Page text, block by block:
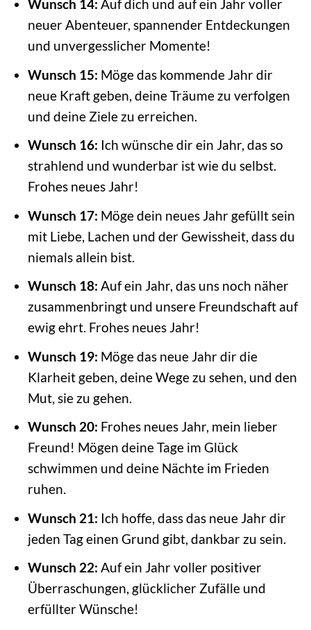
Wunsch 14: Auf dich und auf ein Jahr voller
neuer Abenteuer, spannender Entdeckungen
und unvergesslicher Momente!
Wunsch 15: Möge das kommende Jahr dir
neue Kraft geben, deine Träume zu verfolgen
und deine Ziele zu erreichen.
Wunsch 16: Ich wünsche dir ein Jahr, das so
strahlend und wunderbar ist wie du selbst.
Frohes neues Jahr!
Wunsch 17: Möge dein neues Jahr gefüllt sein
mit Liebe, Lachen und der Gewissheit, dass du
niemals allein bist.
Wunsch 18: Auf ein Jahr, das uns noch näher
zusammenbringt und unsere Freundschaft auf
ewig ehrt. Frohes neues Jahr!
Wunsch 19: Möge das neue Jahr dir die
Klarheit geben, deine Wege zu sehen, und den
Mut, sie zu gehen.
Wunsch 20: Frohes neues Jahr, mein lieber
Freund! Mögen deine Tage im Glück
schwimmen und deine Nächte im Frieden
ruhen.
Wunsch 21: Ich hoffe, dass das neue Jahr dir
jeden Tag einen Grund gibt, dankbar zu sein.
Wunsch 22: Auf ein Jahr voller positiver
Überraschungen, glücklicher Zufälle und
erfüllter Wünsche!